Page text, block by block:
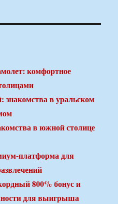
комфортное
знакомства в уральском
в южной столице
платформа для
800% бонус и
для выигрыша